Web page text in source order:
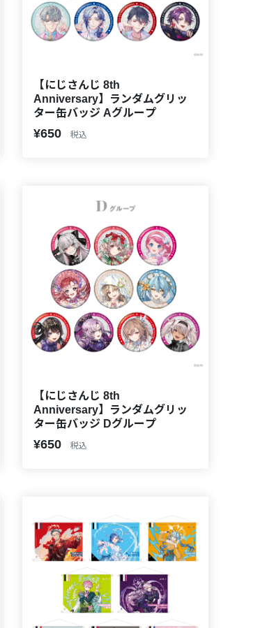
【にじさんじ 8th
Anniversary】ランダムグリッ
ター缶バッジ Aグループ
¥650 税込
【にじさんじ 8th
Anniversary】ランダムグリッ
ター缶バッジ Dグループ
¥650 税込